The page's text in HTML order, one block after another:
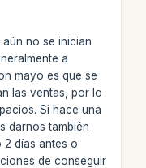
no se inician
a
mayo es que se
las ventas, por lo
Si hace una
darnos también
2 días antes o
de conseguir